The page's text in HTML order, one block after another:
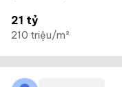
21 tỷ
210 triệu/m²